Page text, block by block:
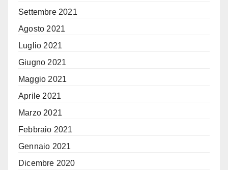
Settembre 2021
Agosto 2021
Luglio 2021
Giugno 2021
Maggio 2021
Aprile 2021
Marzo 2021
Febbraio 2021
Gennaio 2021
Dicembre 2020